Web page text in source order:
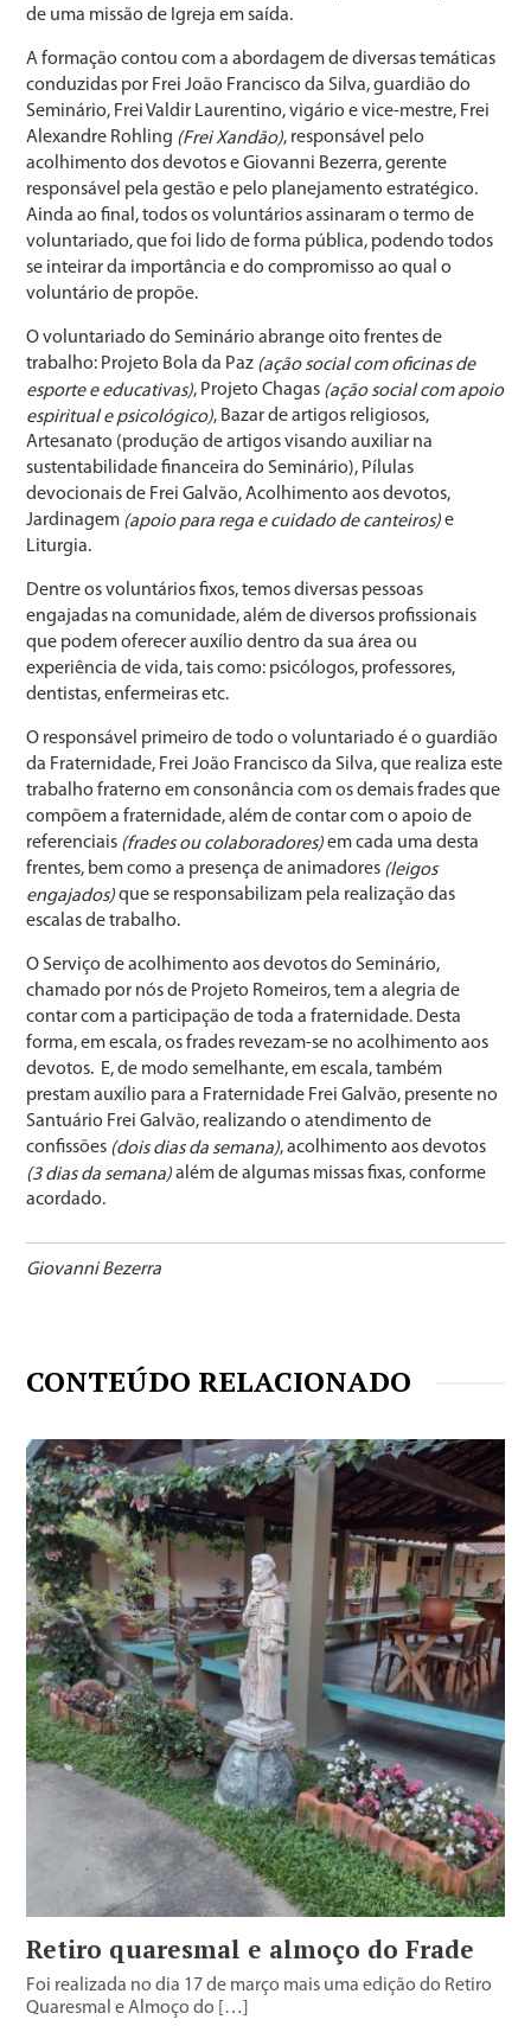
de uma missão de Igreja em saída.
A formação contou com a abordagem de diversas temáticas
conduzidas por Frei João Francisco da Silva, guardião do
Seminário, Frei Valdir Laurentino, vigário e vice-mestre, Frei
Alexandre Rohling (Frei Xandão), responsável pelo
acolhimento dos devotos e Giovanni Bezerra, gerente
responsável pela gestão e pelo planejamento estratégico.
Ainda ao final, todos os voluntários assinaram o termo de
voluntariado, que foi lido de forma pública, podendo todos
se inteirar da importância e do compromisso ao qual o
voluntário de propõe.
O voluntariado do Seminário abrange oito frentes de
trabalho: Projeto Bola da Paz (ação social com oficinas de
esporte e educativas), Projeto Chagas (ação social com apoio
espiritual e psicológico), Bazar de artigos religiosos,
Artesanato (produção de artigos visando auxiliar na
sustentabilidade financeira do Seminário), Pílulas
devocionais de Frei Galvão, Acolhimento aos devotos,
Jardinagem (apoio para rega e cuidado de canteiros)e
Liturgia.
Dentre os voluntários fixos, temos diversas pessoas
engajadas na comunidade, além de diversos profissionais
que podem oferecer auxílio dentro da sua área ou
experiência de vida, tais como: psicólogos, professores,
dentistas, enfermeiras etc.
O responsável primeiro de todo o voluntariado é o guardião
da Fraternidade, Frei João Francisco da Silva, que realiza este
trabalho fraterno em consonância com os demais frades que
compõem a fraternidade, além de contar com o apoio de
referenciais (frades ou colaboradores)em cada uma desta
frentes, bem como a presença de animadores (leigos
engajados)que se responsabilizam pela realização das
escalas de trabalho.
O Serviço de acolhimento aos devotos do Seminário,
chamado por nós de Projeto Romeiros, tem a alegria de
contar com a participação de toda a fraternidade. Desta
forma, em escala, os frades revezam-se no acolhimento aos
devotos. E, de modo semelhante, em escala, também
prestam auxílio para a Fraternidade Frei Galvão, presente no
Santuário Frei Galvão, realizando o atendimento de
confissões (dois dias da semana), acolhimento aos devotos
(3 dias da semana)além de algumas missas fixas, conforme
acordado.
Giovanni Bezerra
CONTEÚDO RELACIONADO
Retiro quaresmal e almoço do Frade
Foi realizada no dia 17 de março mais uma edição do Retiro
Quaresmal e Almoço do […]